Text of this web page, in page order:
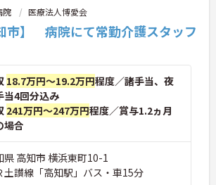
院 医療法人博愛会
市】 病院にて常勤介護スタッフ
18.7万円～19.2万円程度／諸手当、夜
当4回分込み
241万円～247万円程度／賞与1.2ヵ月
場合
県 高知市 横浜東町10-1
土讃線「高知駅」バス・車15分